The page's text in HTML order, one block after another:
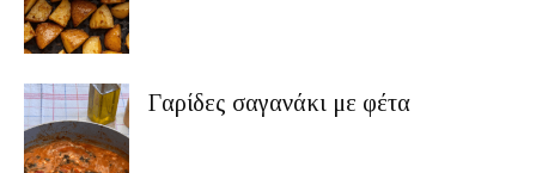
Γαρίδες σαγανάκι με φέτα